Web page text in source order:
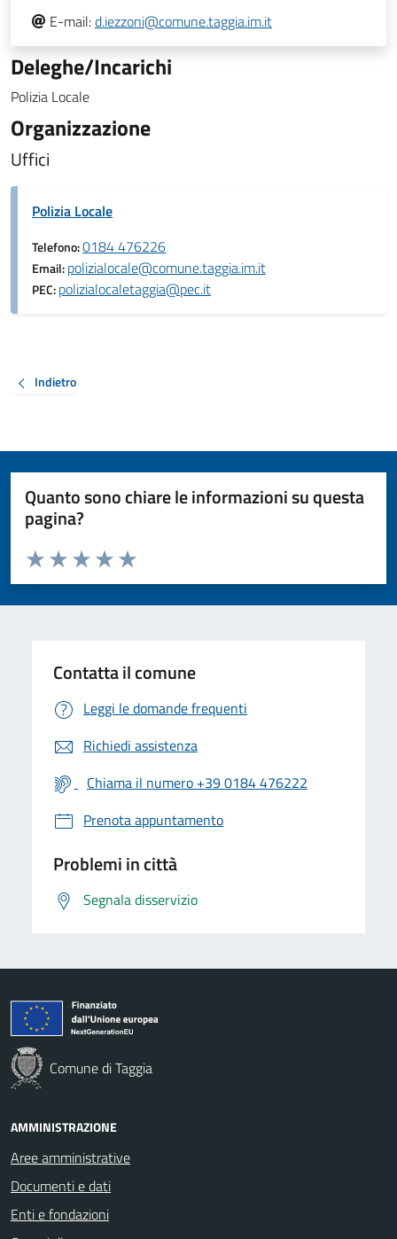
E-mail:d.iezzoni@comune.taggia.im.it
Deleghe/Incarichi
Polizia Locale
Organizzazione
Uffici
Polizia Locale
Telefono:0184 476226
Email:polizialocale@comune.taggia.im.it
PEC:polizialocaletaggia@pec.it
Indietro
Quanto sono chiare le informazioni su questa
pagina?
Valuta da 1 a 5 stelle la pagina
Valuta 5 stelle su 5
Valuta 4 stelle su 5
Valuta 3 stelle su 5
Valuta 2 stelle su 5
Valuta 1 stelle su 5
Contatta il comune
Leggi le domande frequenti
Richiedi assistenza
Chiama il numero +39 0184 476222
Prenota appuntamento
Problemi in città
Segnala disservizio
Comune di Taggia
AMMINISTRAZIONE
Aree amministrative
Documenti e dati
Enti e fondazioni